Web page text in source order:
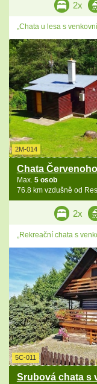
2x
„Chata u lesa s
2M-014
Chata
Max. 5 osob
76.8 km vzdušně od
2x
„Rekreační chata s
5C-011
Srubová chata s